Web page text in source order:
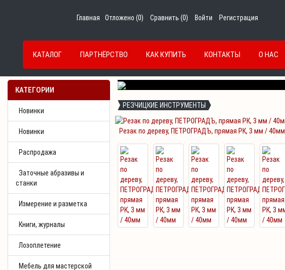
Главная Отложено (0) Сравнить (0) Войти Регистрация
КАТАЛОГ ПАРТНЁРСТВО КАК КУПИТЬ КОНТАКТЫ О НАС
КАТЕГОРИИ
Новинки
Новинки
Распродажа
Заточные абразивы и
станки
Измерение и разметка
Книги, журналы
Лозоплетение
Мебель для мастерской
Previous
РЕЗЧИЦКИЕ ИНСТРУМЕНТЫ
Резак по дереву, ПЕТРОГРАДЪ, прямая РК, 3 мм / 40мм